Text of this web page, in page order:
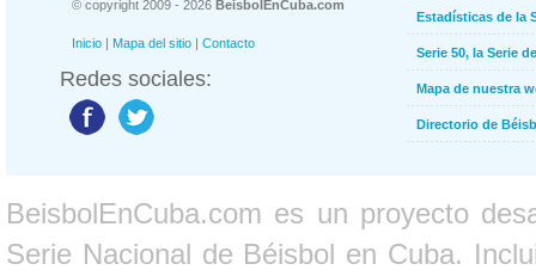
© copyright 2009 - 2026 BeisbolEnCuba.com
Inicio | Mapa del sitio | Contacto
Redes sociales:
Estadísticas de la
Serie 50, la Serie
Mapa de nuestra
Directorio de
BeisbolEnCuba.com es un proyecto
Serie Nacional de Béisbol en Cuba.